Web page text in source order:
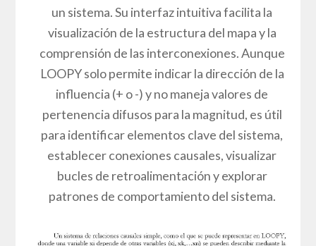
un sistema. Su interfaz intuitiva facilita la
visualización de la estructura del mapa y la
comprensión de las interconexiones. Aunque
LOOPY solo permite indicar la dirección de la
influencia (+ o -) y no maneja valores de
pertenencia difusos para la magnitud, es útil
para identificar elementos clave del sistema,
establecer conexiones causales, visualizar
bucles de retroalimentación y explorar
patrones de comportamiento del sistema.